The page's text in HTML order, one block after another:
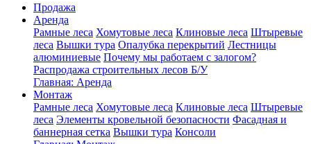
Продажа
Аренда
Рамные леса Хомутовые леса Клиновые леса Штыревые
леса Вышки тура Опалубка перекрытий Лестницы
алюминиевые Почему мы работаем с залогом?
Распродажа строительных лесов Б/У
Главная: Аренда
Монтаж
Рамные леса Хомутовые леса Клиновые леса Штыревые
леса Элементы кровельной безопасности Фасадная и
баннерная сетка Вышки тура Консоли